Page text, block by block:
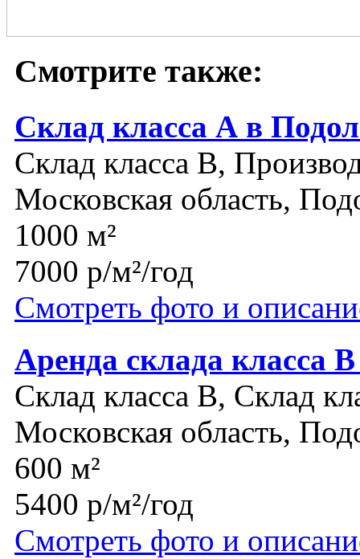
Смотрите также:
Склад класса А в
Склад класса B,
Московская область,
1000 м²
7000 р/м²/год
Смотреть фото и
Аренда склада класса
Склад класса B, Склад
Московская область,
600 м²
5400 р/м²/год
Смотреть фото и